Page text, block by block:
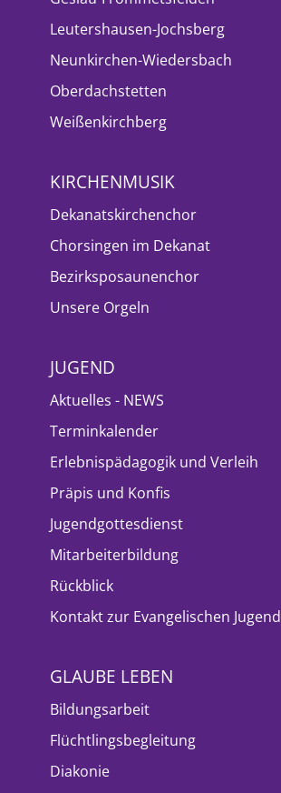
Leutershausen-Jochsberg
Neunkirchen-Wiedersbach
Oberdachstetten
Weißenkirchberg
KIRCHENMUSIK
Dekanatskirchenchor
Chorsingen im Dekanat
Bezirksposaunenchor
Unsere Orgeln
JUGEND
Aktuelles - NEWS
Terminkalender
Erlebnispädagogik und Verleih
Präpis und Konfis
Jugendgottesdienst
Mitarbeiterbildung
Rückblick
Kontakt zur Evangelischen Jugend
GLAUBE LEBEN
Bildungsarbeit
Flüchtlingsbegleitung
Diakonie